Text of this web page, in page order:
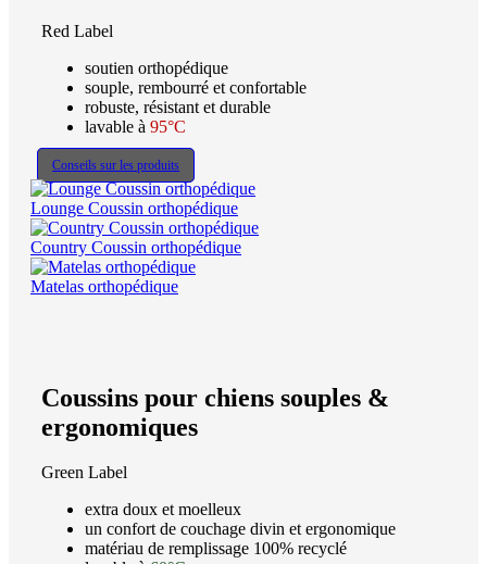
Red Label
soutien orthopédique
souple, rembourré et confortable
robuste, résistant et durable
lavable à 95°C
Conseils sur les produits
Lounge Coussin orthopédique
Country Coussin orthopédique
Matelas orthopédique
Coussins pour chiens souples &
ergonomiques
Green Label
extra doux et moelleux
un confort de couchage divin et ergonomique
matériau de remplissage 100% recyclé